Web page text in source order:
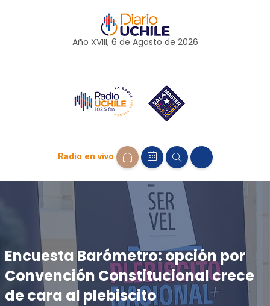
Año XVIII, 6 de Agosto de 2026
Radio en vivo
Encuesta Barómetro: opción por
Convención Constitucional crece
de cara al plebiscito